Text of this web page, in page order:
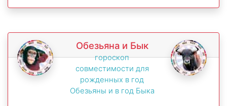
Обезьяна и Бык
гороскоп
совместимости для
рожденных в год
Обезьяны и в год Быка